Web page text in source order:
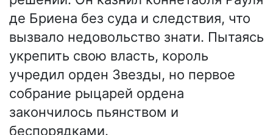
де Бриена без суда и следствия, что
вызвало недовольство знати. Пытаясь
укрепить свою власть, король
учредил орден Звезды, но первое
собрание рыцарей ордена
закончилось пьянством и
беспорядками.